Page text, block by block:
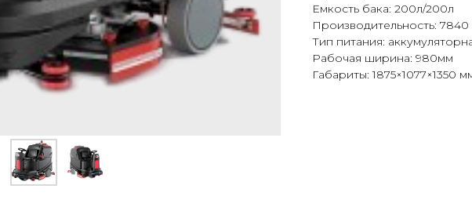
Емкость бака: 200л/200л
Производительность: 7840
Тип питания:
Рабочая ширина: 980мм
Габариты: 1875×1077×1350